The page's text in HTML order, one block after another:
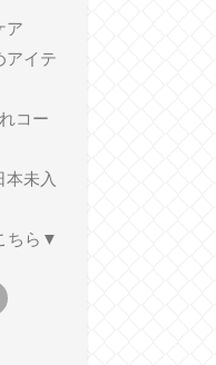
ア
アイテ
コー
本未入
ちら▼